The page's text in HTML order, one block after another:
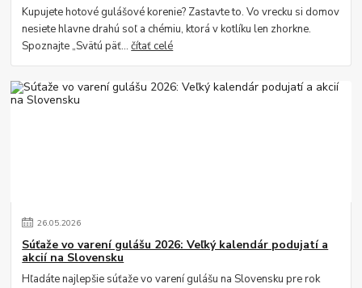
Kupujete hotové gulášové korenie? Zastavte to. Vo vrecku si domov
nesiete hlavne drahú soľ a chémiu, ktorá v kotlíku len zhorkne.
Spoznajte „Svätú päť...čítať celé
26.05.2026
Súťaže vo varení gulášu 2026: Veľký kalendár podujatí a
akcií na Slovensku
Hľadáte najlepšie súťaže vo varení gulášu na Slovensku pre rok